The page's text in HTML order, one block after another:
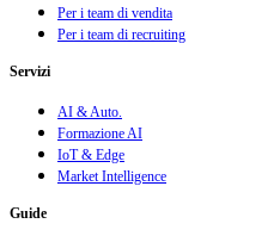
Per i team di vendita
Per i team di recruiting
Servizi
AI & Auto.
Formazione AI
IoT & Edge
Market Intelligence
Guide